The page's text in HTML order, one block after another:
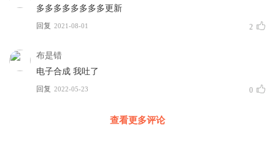
多多多多多多多多更新
回复 2021-08-01 2
布是错
电子合成 我吐了
回复 2022-05-23 0
查看更多评论